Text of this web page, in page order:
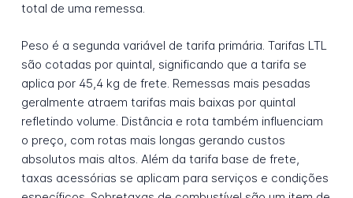
total de uma remessa.
Peso é a segunda variável de tarifa primária. Tarifas LTL
são cotadas por quintal, significando que a tarifa se
aplica por 45,4 kg de frete. Remessas mais pesadas
geralmente atraem tarifas mais baixas por quintal
refletindo volume. Distância e rota também influenciam
o preço, com rotas mais longas gerando custos
absolutos mais altos. Além da tarifa base de frete,
taxas acessórias se aplicam para serviços e condições